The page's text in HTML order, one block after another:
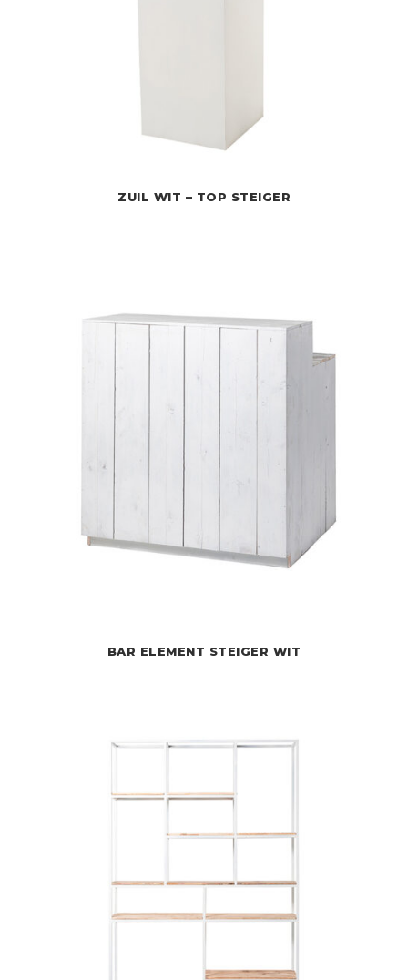
ZUIL WIT – TOP STEIGER
BAR ELEMENT STEIGER WIT